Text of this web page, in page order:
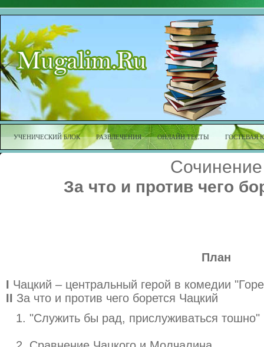
УЧЕНИЧЕСКИЙ БЛОК РАЗВЛЕЧЕНИЯ ОНЛАЙН ТЕСТЫ ГОСТЕВАЯ
Сочинение
За что и против чего
План
I Чацкий – центральный герой в комедии
II За что и против чего борется Чацкий
"Служить бы рад, прислуживаться тошно"